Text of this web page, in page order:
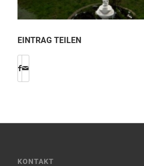
EINTRAG TEILEN
KONTAKT